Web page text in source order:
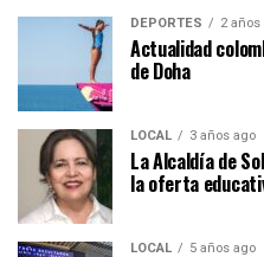
DEPORTES 2 años
Actualidad
de Doha
LOCAL 3 años ago
La Alcaldía de
la oferta
LOCAL 5 años ago